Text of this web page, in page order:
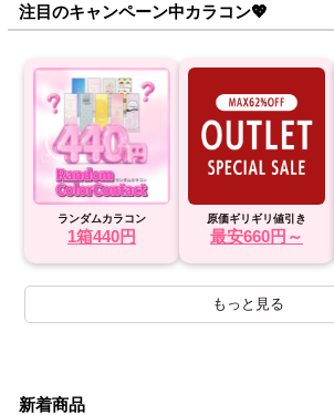
注目のキャンペーン中カラコン💖
ランダムカラコン
1箱440円
原価ギリギリ値引き
最安660円～
もっと見る
新着商品